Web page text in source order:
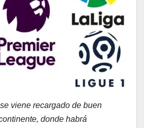
viene recargado de buen
donde habrá